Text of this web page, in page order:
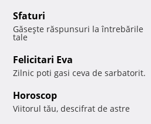
Sfaturi
Găseşte răspunsuri la întrebările
tale
Felicitari Eva
Zilnic poti gasi ceva de sarbatorit.
Horoscop
Viitorul tău, descifrat de astre